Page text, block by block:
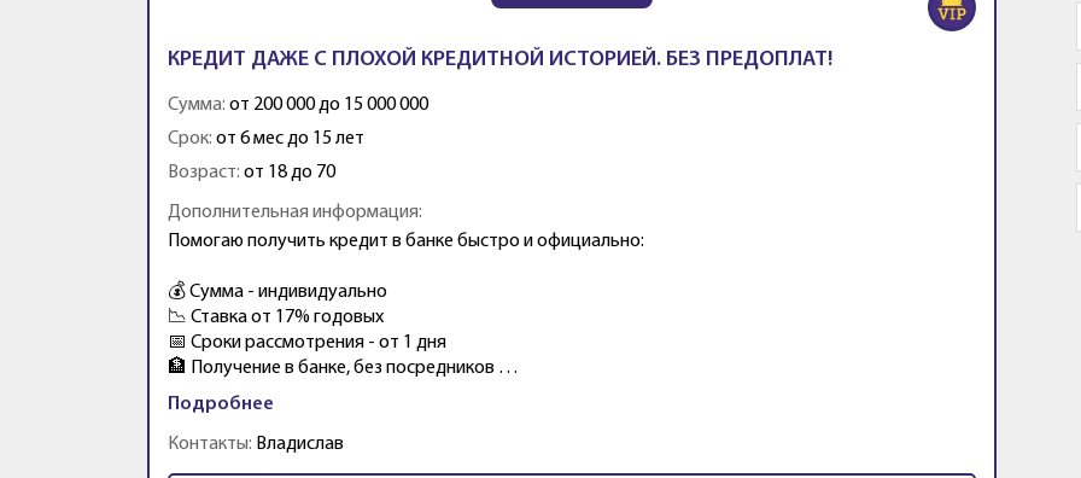
КРЕДИТ ДАЖЕ С ПЛОХОЙ КРЕДИТНОЙ ИСТОРИЕЙ. БЕЗ ПРЕДОПЛАТ!
Сумма: от 200 000 до 15 000 000
Срок: от 6 мес до 15 лет
Возраст: от 18 до 70
Дополнительная информация:
Помогаю получить кредит в банке быстро и официально:
💰 Сумма - индивидуально
📉 Ставка от 17% годовых
📅 Сроки рассмотрения - от 1 дня
🏦 Получение в банке, без посредников …
Подробнее
Контакты: Владислав